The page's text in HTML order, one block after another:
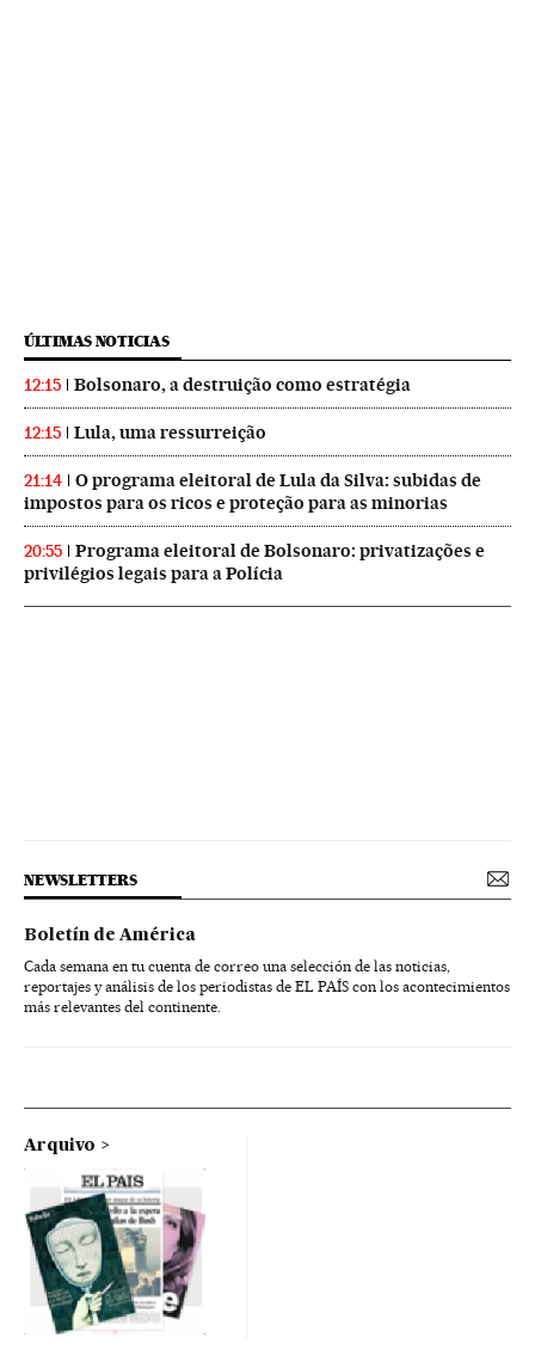
ÚLTIMAS NOTICIAS
12:15 Bolsonaro, a destruição como estratégia
12:15 Lula, uma ressurreição
21:14
O programa eleitoral de Lula da Silva: subidas de
impostos para os ricos e proteção para as minorias
20:55
Programa eleitoral de Bolsonaro: privatizações e
privilégios legais para a Polícia
NEWSLETTERS
Boletín de América
Cada semana en tu cuenta de correo una selección de las noticias,
reportajes y análisis de los periodistas de EL PAÍS con los acontecimientos
más relevantes del continente.
Arquivo